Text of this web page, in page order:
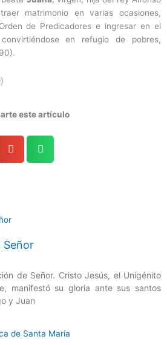
matrimonio en varias ocasiones,
de Predicadores e ingresar en el
en refugio de pobres,
)
este artículo
Señor
de Señor. Cristo Jesús, el Unigénito
manifestó su gloria ante sus santos
y Juan